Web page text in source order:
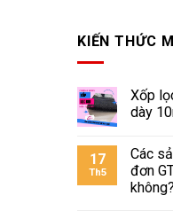
KIẾN THỨC
Xốp
dày
17
Th5
Các
đơn
không?